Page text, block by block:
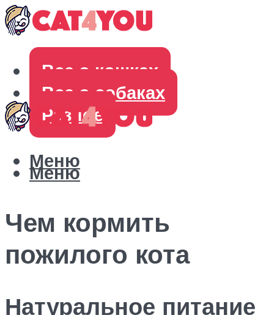
Все о кошках
Все о собаках
Разное
Меню
Меню
Чем кормить
пожилого кота
Натуральное питание